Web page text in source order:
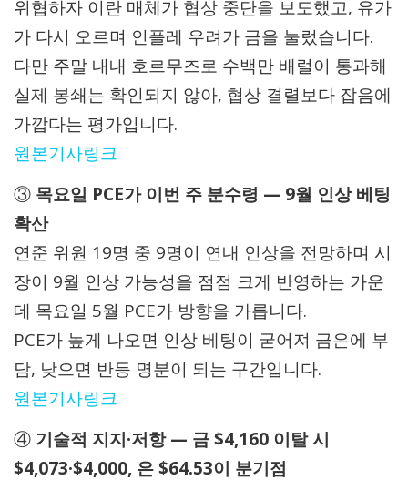
위협하자 이란 매체가 협상 중단을 보도했고, 유가
가 다시 오르며 인플레 우려가 금을 눌렀습니다.
다만 주말 내내 호르무즈로 수백만 배럴이 통과해
실제 봉쇄는 확인되지 않아, 협상 결렬보다 잡음에
가깝다는 평가입니다.
원본기사링크
③ 목요일 PCE가 이번 주 분수령 — 9월 인상 베팅
확산
연준 위원 19명 중 9명이 연내 인상을 전망하며 시
장이 9월 인상 가능성을 점점 크게 반영하는 가운
데 목요일 5월 PCE가 방향을 가릅니다.
PCE가 높게 나오면 인상 베팅이 굳어져 금은에 부
담, 낮으면 반등 명분이 되는 구간입니다.
원본기사링크
④ 기술적 지지·저항 — 금 $4,160 이탈 시
$4,073·$4,000, 은 $64.53이 분기점